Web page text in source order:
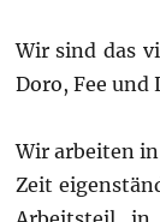
Wir sind das
Doro, Fee und
Wir arbeiten
Zeit